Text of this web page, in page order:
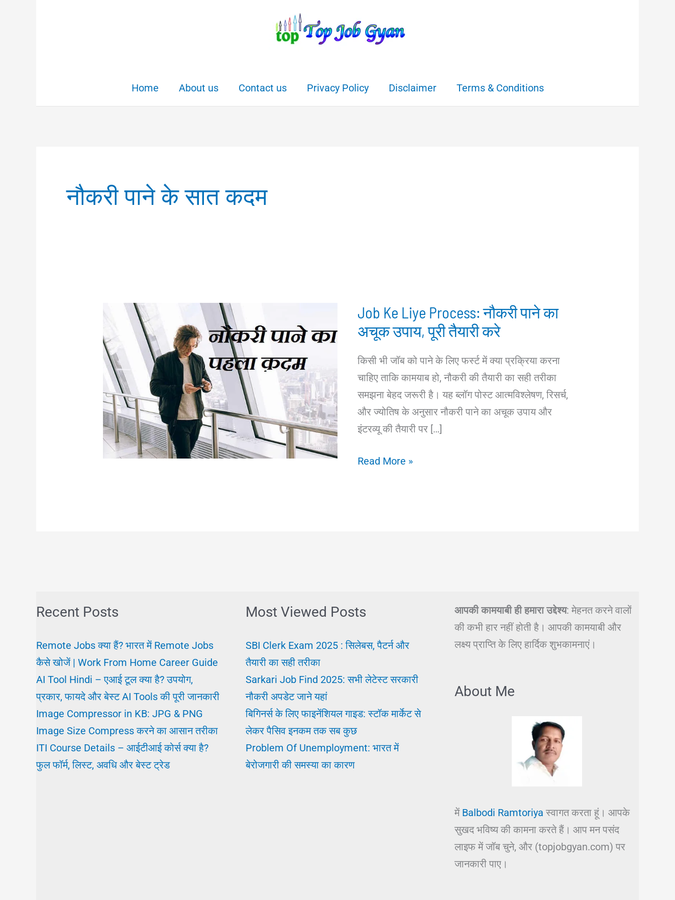
Home About us Contact us Privacy Policy Disclaimer Terms & Conditions
नौकरी पाने के सात कदम
Job Ke Liye Process: नौकरी पाने का
अचूक उपाय, पूरी तैयारी करे
किसी भी जॉब को पाने के लिए फर्स्ट में क्या प्रक्रिया करना
चाहिए ताकि कामयाब हो, नौकरी की तैयारी का सही तरीका
समझना बेहद जरूरी है। यह ब्लॉग पोस्ट आत्मविश्लेषण, रिसर्च,
और ज्योतिष के अनुसार नौकरी पाने का अचूक उपाय और
इंटरव्यू की तैयारी पर […]
Job
पूरी
करे
Read More »
Recent Posts
Remote Jobs क्या हैं? भारत में Remote Jobs
कैसे खोजें | Work From Home Career Guide
AI Tool Hindi – एआई टूल क्या है? उपयोग,
प्रकार, फायदे और बेस्ट AI Tools की पूरी जानकारी
Image Compressor in KB: JPG & PNG
Image Size Compress करने का आसान तरीका
ITI Course Details – आईटीआई कोर्स क्या है?
फुल फॉर्म, लिस्ट, अवधि और बेस्ट ट्रेड
Most Viewed Posts
SBI Clerk Exam 2025 : सिलेबस, पैटर्न और
तैयारी का सही तरीका
Sarkari Job Find 2025: सभी लेटेस्ट सरकारी
नौकरी अपडेट जाने यहां
बिगिनर्स के लिए फाइनेंशियल गाइड: स्टॉक मार्केट से
लेकर पैसिव इनकम तक सब कुछ
Problem Of Unemployment: भारत में
बेरोजगारी की समस्या का कारण
आपकी कामयाबी ही हमारा उद्देश्य: मेहनत करने वालों
की कभी हार नहीं होती है। आपकी कामयाबी और
लक्ष्य प्राप्ति के लिए हार्दिक शुभकामनाएं।
About Me
में Balbodi Ramtoriya स्वागत करता हूं। आपके
सुखद भविष्य की कामना करते हैं। आप मन पसंद
लाइफ में जॉब चुने, और (topjobgyan.com) पर
जानकारी पाए।